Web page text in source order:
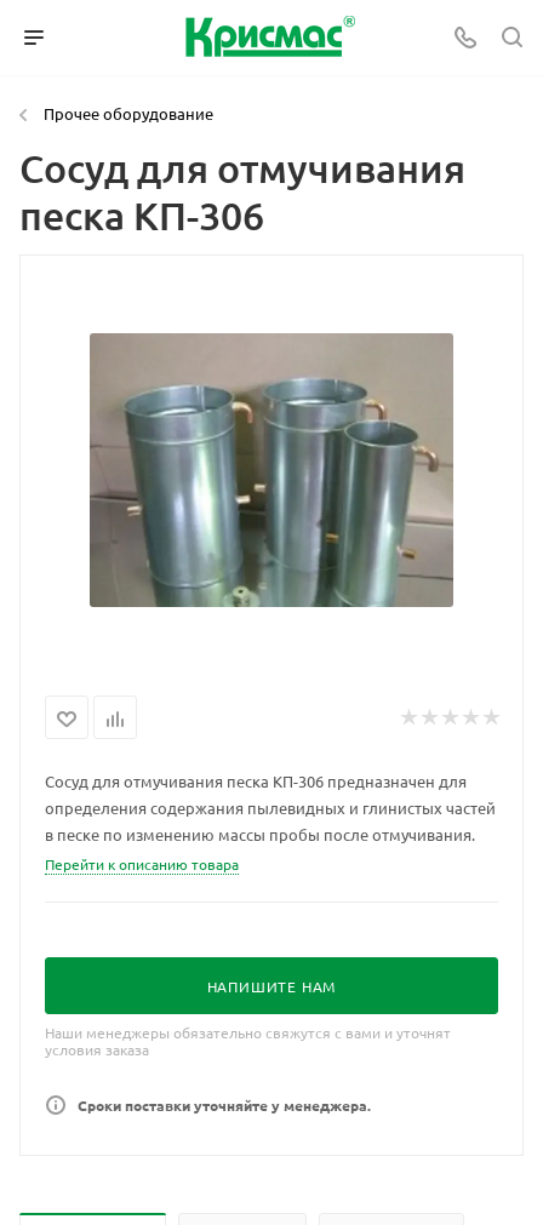
Прочее оборудование
Сосуд для отмучивания
песка КП-306
Сосуд для отмучивания песка КП-306 предназначен для
определения содержания пылевидных и глинистых частей
в песке по изменению массы пробы после отмучивания.
Перейти к описанию товара
НАПИШИТЕ НАМ
Наши менеджеры обязательно свяжутся с вами и уточнят
условия заказа
Сроки поставки уточняйте у менеджера.